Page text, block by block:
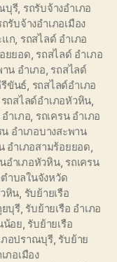
บุรี, รถรับจ้างอำเภอ
ถรับจ้างอำเภอเมือง
แก รถสไลด์ อำเภอ
ยยอด รถสไลด์ อำเภอ
น อำเภอ รถสไลด์
รีขันธ์ รถสไลด์อำเภอ
รถสไลด์อำเภอหัวหิน
ำเภอ รถเครน อำเภอ
น อำเภอบางสะพาน
อำเภอสามร้อยยอด
อำเภอหัวหิน, รถเครน
ำบลในจังหวัด
หิน รับย้ายเรือ
ยบุรี, รับย้ายเรือ อำเภอ
น้อย รับย้ายเรือ
ภอปราณบุรี, รับย้าย
ภอเมือง